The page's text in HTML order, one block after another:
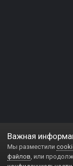
Важная
Мы разместили
файлов, или